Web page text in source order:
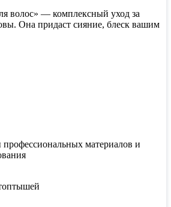
волос» — комплексный уход за
Она придаст сияние, блеск вашим
материалов и